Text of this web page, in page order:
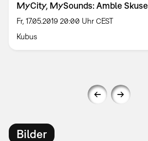
MyCity, MySounds: Amble Skuse
Fr, 17.05.2019 20:00 Uhr CEST
Kubus
Bilder